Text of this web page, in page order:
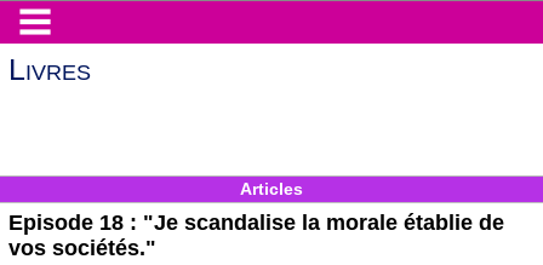
Livres
Articles
Episode 18 : "Je scandalise la morale établie de
vos sociétés."